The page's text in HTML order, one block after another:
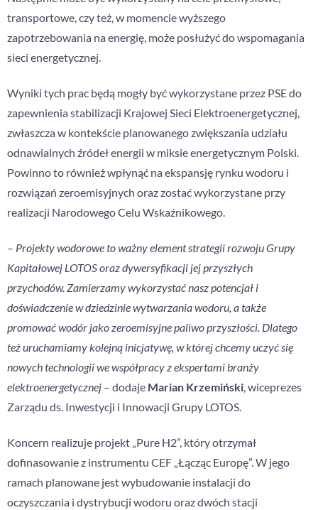
transportowe, czy też, w momencie wyższego
zapotrzebowania na energię, może posłużyć do wspomagania
sieci energetycznej.
Wyniki tych prac będą mogły być wykorzystane przez PSE do
zapewnienia stabilizacji Krajowej Sieci Elektroenergetycznej,
zwłaszcza w kontekście planowanego zwiększania udziału
odnawialnych źródeł energii w miksie energetycznym Polski.
Powinno to również wpłynąć na ekspansję rynku wodoru i
rozwiązań zeroemisyjnych oraz zostać wykorzystane przy
realizacji Narodowego Celu Wskaźnikowego.
– Projekty wodorowe to ważny element strategii rozwoju Grupy
Kapitałowej LOTOS oraz dywersyfikacji jej przyszłych
przychodów. Zamierzamy wykorzystać nasz potencjał i
doświadczenie w dziedzinie wytwarzania wodoru, a także
promować wodór jako zeroemisyjne paliwo przyszłości. Dlatego
też uruchamiamy kolejną inicjatywę, w której chcemy uczyć się
nowych technologii we współpracy z ekspertami branży
elektroenergetycznej – dodaje Marian Krzemiński, wiceprezes
Zarządu ds. Inwestycji i Innowacji Grupy LOTOS.
Koncern realizuje projekt „Pure H2”, który otrzymał
dofinasowanie z instrumentu CEF „Łącząc Europę”. W jego
ramach planowane jest wybudowanie instalacji do
oczyszczania i dystrybucji wodoru oraz dwóch stacji